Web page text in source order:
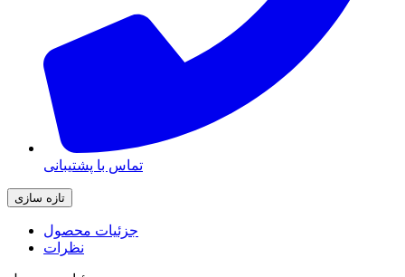
تماس با پشتیبانی
جزئیات محصول
نظرات